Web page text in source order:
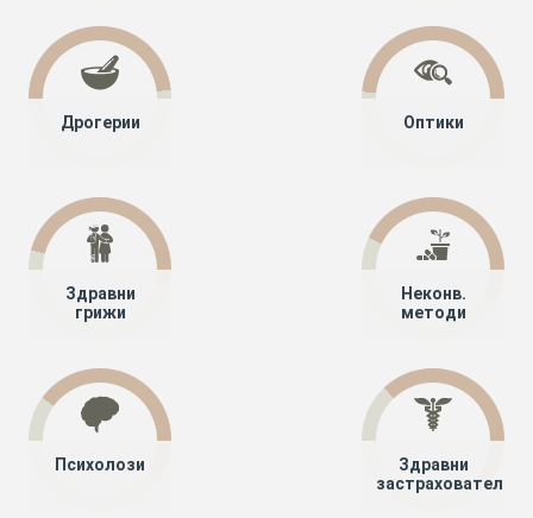
Дрогерии Оптики
Здравни
грижи
Неконв.
методи
Психолози
Здравни
застрахователи